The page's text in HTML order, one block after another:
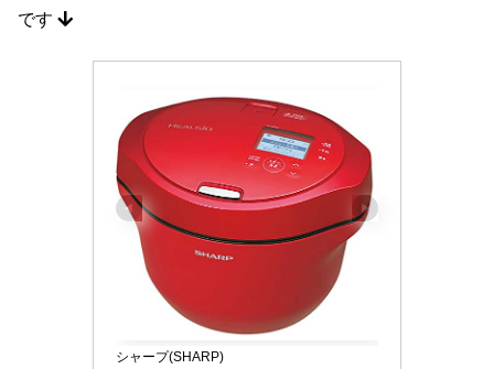
です
シャープ(SHARP)